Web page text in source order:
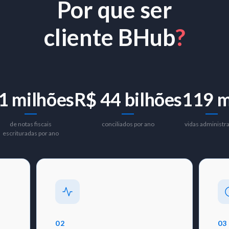
Por que ser
cliente BHub?
milhões
de notas fiscais
escrituradas por ano
R$ 44 bilhões
conciliados por ano
119
vidas
02 03